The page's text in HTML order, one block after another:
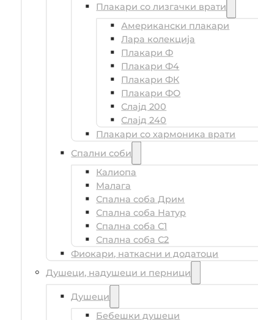
Плакари со лизгачки врати
Американски плакари
Лара колекција
Плакари Ф
Плакари Ф4
Плакари ФК
Плакари ФО
Слајд 200
Слајд 240
Плакари со хармоника врати
Спални соби
Калиопа
Мaлага
Спална соба Дрим
Спална соба Натур
Спална соба С1
Спална соба С2
Фиокари, наткасни и додатоци
Душеци, надушеци и перници
Душеци
Бебешки душеци